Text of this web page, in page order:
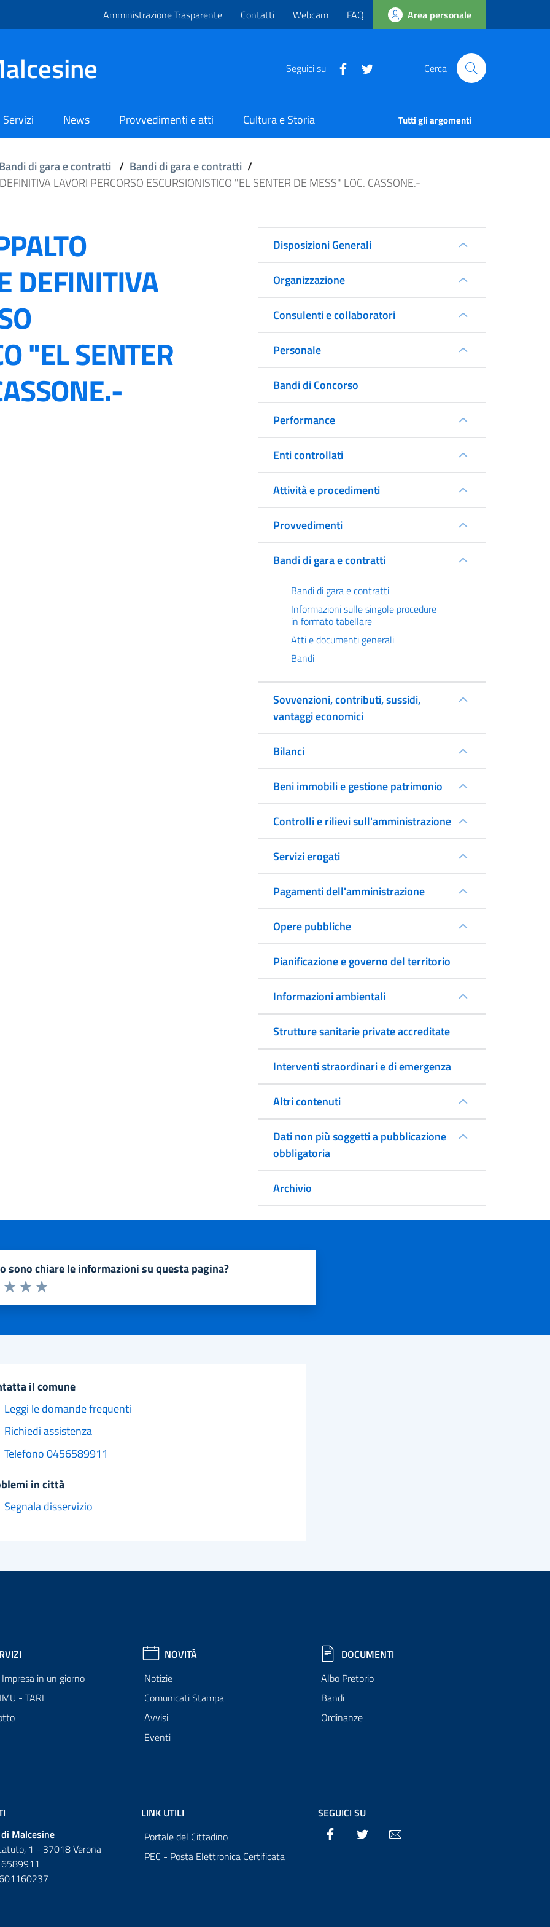
Amministrazione Trasparente Contatti Webcam FAQ Area personale
Seguici su Cerca
Servizi News Provvedimenti e atti Cultura e Storia Tutti gli argomenti
Bandi di gara e contratti / Bandi di gara e contratti /
LAVORI PERCORSO ESCURSIONISTICO "EL SENTER DE MESS" LOC. CASSONE.-
DEFINITIVA
"EL SENTER
Disposizioni Generali
Organizzazione
Consulenti e collaboratori
Personale
Bandi di Concorso
Performance
Enti controllati
Attività e procedimenti
Provvedimenti
Bandi di gara e contratti
Bandi di gara e contratti
Informazioni sulle singole procedure
in formato tabellare
Atti e documenti generali
Bandi
Sovvenzioni, contributi, sussidi,
vantaggi economici
Bilanci
Beni immobili e gestione patrimonio
Controlli e rilievi sull'amministrazione
Servizi erogati
Pagamenti dell'amministrazione
Opere pubbliche
Pianificazione e governo del territorio
Informazioni ambientali
Strutture sanitarie private accreditate
Interventi straordinari e di emergenza
Altri contenuti
Dati non più soggetti a pubblicazione
obbligatoria
Archivio
sono chiare le informazioni su questa pagina?
1 a 5 stelle la pagina
Valuta 5 stelle su 5
Valuta 4 stelle su 5
Valuta 3 stelle su 5
2 stelle su 5
stelle su 5
il comune
Leggi le domande frequenti
Richiedi assistenza
Telefono 0456589911
in città
Segnala disservizio
in un giorno
- TARI
NOVITÀ
Notizie
Comunicati Stampa
Avvisi
Eventi
DOCUMENTI
Albo Pretorio
Bandi
Ordinanze
Malcesine
1 - 37018 Verona
LINK UTILI
Portale del Cittadino
PEC - Posta Elettronica Certificata
SEGUICI SU
Facebook Twitter